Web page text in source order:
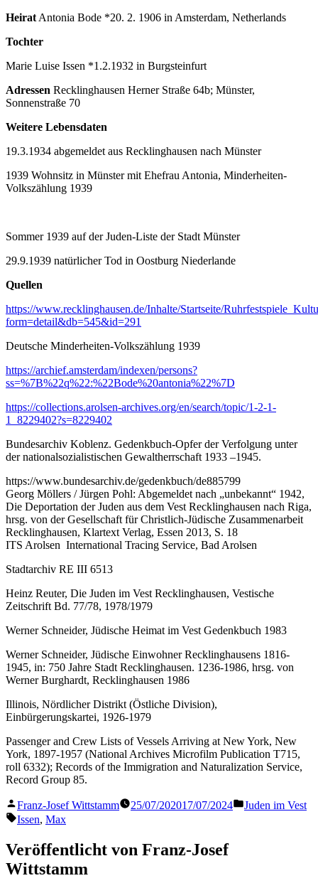
Heirat Antonia Bode *20. 2. 1906 in Amsterdam, Netherlands
Tochter
Marie Luise Issen *1.2.1932 in Burgsteinfurt
Adressen Recklinghausen Herner Straße 64b; Münster,
Sonnenstraße 70
Weitere Lebensdaten
19.3.1934 abgemeldet aus Recklinghausen nach Münster
1939 Wohnsitz in Münster mit Ehefrau Antonia, Minderheiten-
Volkszählung 1939
Sommer 1939 auf der Juden-Liste der Stadt Münster
29.9.1939 natürlicher Tod in Oostburg Niederlande
Quellen
https://www.recklinghausen.de/Inhalte/Startseite/
form=detail&db=545&id=291
Deutsche Minderheiten-Volkszählung 1939
https://archief.amsterdam/indexen/persons?
ss=%7B%22q%22:%22Bode%20antonia%22%7D
https://collections.arolsen-archives.org/en/search/topic/1-2-1-
1_8229402?s=8229402
Bundesarchiv Koblenz. Gedenkbuch-Opfer der Verfolgung unter
der nationalsozialistischen Gewaltherrschaft 1933 –1945.
https://www.bundesarchiv.de/gedenkbuch/de885799
Georg Möllers / Jürgen Pohl: Abgemeldet nach „unbekannt“ 1942,
Die Deportation der Juden aus dem Vest Recklinghausen nach Riga,
hrsg. von der Gesellschaft für Christlich-Jüdische Zusammenarbeit
Recklinghausen, Klartext Verlag, Essen 2013, S. 18
ITS Arolsen International Tracing Service, Bad Arolsen
Stadtarchiv RE III 6513
Heinz Reuter, Die Juden im Vest Recklinghausen, Vestische
Zeitschrift Bd. 77/78, 1978/1979
Werner Schneider, Jüdische Heimat im Vest Gedenkbuch 1983
Werner Schneider, Jüdische Einwohner Recklinghausens 1816-
1945, in: 750 Jahre Stadt Recklinghausen. 1236-1986, hrsg. von
Werner Burghardt, Recklinghausen 1986
Illinois, Nördlicher Distrikt (Östliche Division),
Einbürgerungskartei, 1926-1979
Passenger and Crew Lists of Vessels Arriving at New York, New
York, 1897-1957 (National Archives Microfilm Publication T715,
roll 6332); Records of the Immigration and Naturalization Service,
Record Group 85.
Veröffentlicht
von
Franz-Josef Wittstamm 25/07/202017/07/2024
Veröffentlicht
Juden im Vest
Schlagwörter:
Issen, Max
Veröffentlicht von Franz-Josef
Wittstamm